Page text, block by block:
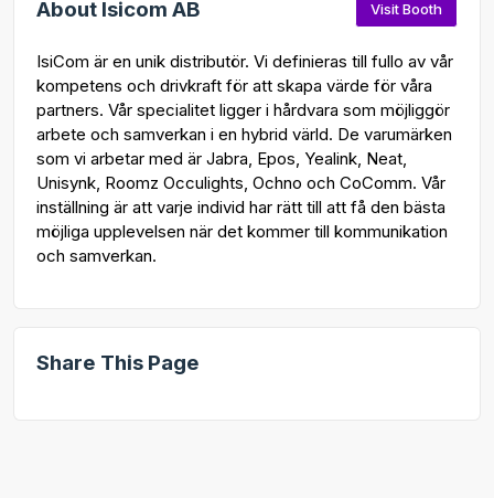
About Isicom AB Visit Booth
IsiCom är en unik distributör. Vi definieras till fullo av vår
kompetens och drivkraft för att skapa värde för våra
partners. Vår specialitet ligger i hårdvara som möjliggör
arbete och samverkan i en hybrid värld. De varumärken
som vi arbetar med är Jabra, Epos, Yealink, Neat,
Unisynk, Roomz Occulights, Ochno och CoComm. Vår
inställning är att varje individ har rätt till att få den bästa
möjliga upplevelsen när det kommer till kommunikation
och samverkan.
Share This Page